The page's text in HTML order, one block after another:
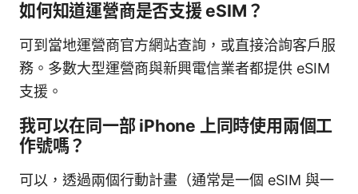
如何知道運營商是否支援 eSIM？
可到當地運營商官方網站查詢，或直接洽詢客戶服
務。多數大型運營商與新興電信業者都提供 eSIM
支援。
我可以在同一部 iPhone 上同時使用兩個工
作號嗎？
可以，透過兩個行動計畫（通常是一個 eSIM 與一